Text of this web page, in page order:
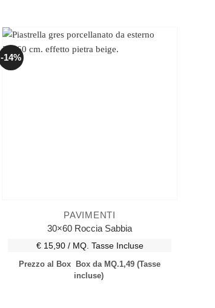
-14%
PAVIMENTI
30×60 Roccia Sabbia
€ 15,90 / MQ. Tasse Incluse
Prezzo al Box Box da MQ.1,49 (Tasse
incluse)